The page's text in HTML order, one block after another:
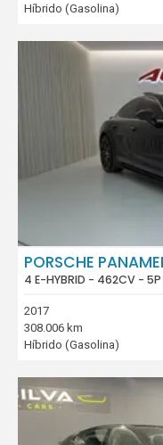
Híbrido (Gasolina)
PORSCHE
4 E-HYBRID - 462CV - 5P
2017
308.006 km
Híbrido (Gasolina)